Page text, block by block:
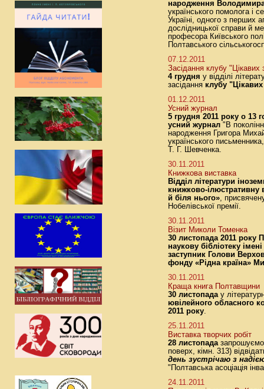
народження
українського помолога і
Україні, одного з перших
дослідницької справи й
професора Київського
Полтавського
07.12.2011
Засідання клубу "Цікавих
4 грудня у відділі
засідання клубу "Цікавих
01.12.2011
Усний журнал
5 грудня 2011 року о 13
усний журнал "В
народження Григора
українського
Т. Г. Шевченка.
30.11.2011
Книжкова виставка
Відділ літератури
книжково-
й бiля нього»,
Нобелiвської премії.
30.11.2011
Візит Миколи Томенка
30 листопада 2011 року
наукову бібліотеку
заступник Голови
фонду «Рідна країна»
30.11.2011
Краща книга Полтавщини
30 листопадау
ювілейного обласного
2011 року.
25.11.2011
Виставка творчих робіт
28 листопадазапрошуємо
поверх, кімн. 313)
день зустрічаю з
"Полтавська асоціація
24.11.2011